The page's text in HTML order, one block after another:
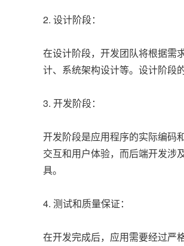
2. 设计阶段：
在设计阶段，开发团队将根据需
计、系统架构设计等。设计阶段
3. 开发阶段：
开发阶段是应用程序的实际编码
交互和用户体验，而后端开发涉
具。
4. 测试和质量保证：
在开发完成后，应用需要经过严